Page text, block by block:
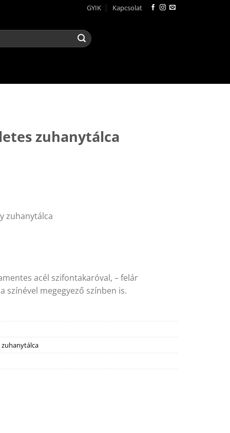
GYIK Kapcsolat
zuhanytálca
zuhanytálca
acél szifontakaróval, – felár
színével megegyező színben is.